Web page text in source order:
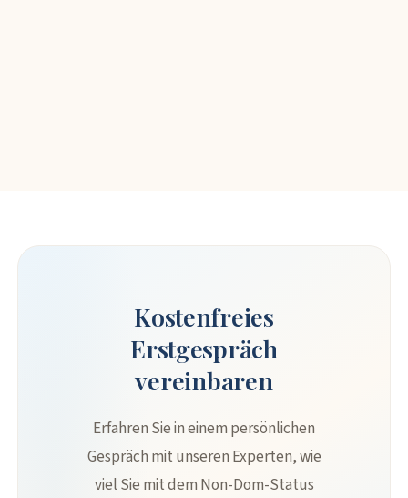
Kostenfreies
Erstgespräch
vereinbaren
Erfahren Sie in einem persönlichen
Gespräch mit unseren Experten, wie
viel Sie mit dem Non-Dom-Status